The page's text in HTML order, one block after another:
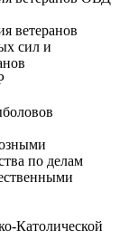
ветеранов
сил и
по делам
Католической